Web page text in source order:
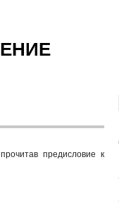
предисловие к